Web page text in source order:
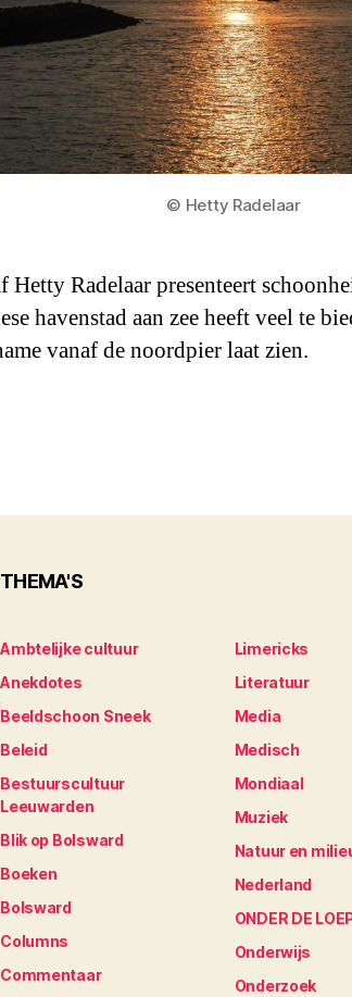
© Hetty Radelaar
Hetty Radelaar presenteert
havenstad aan zee heeft veel te
vanaf de noordpier laat zien.
THEMA'S
Ambtelijke cultuur
Anekdotes
Beeldschoon Sneek
Beleid
Bestuurscultuur
Leeuwarden
Blik op Bolsward
Boeken
Bolsward
Columns
Commentaar
Limericks
Literatuur
Media
Medisch
Mondiaal
Muziek
Natuur en
Nederland
ONDER DE
Onderwijs
Onderzoek